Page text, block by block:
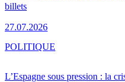
billets
27.07.2026
L’Espagne sous pression : la
POLITIQUE